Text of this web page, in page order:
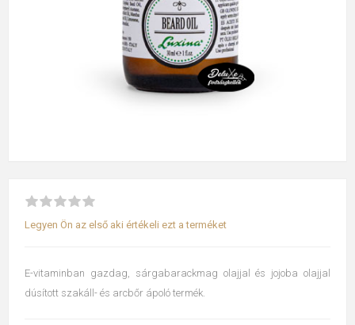
Legyen Ön az első aki értékeli ezt a terméket
E-vitaminban gazdag, sárgabarackmag olajjal és jojoba olajjal
dúsított szakáll- és arcbőr ápoló termék.